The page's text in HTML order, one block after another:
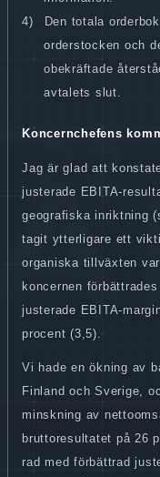
4)
Den totala
orderstocken och
obekräftade
avtalets slut.
Koncernchefens
Jag är glad att
justerade EBITA-
geografiska inriktning
tagit ytterligare ett
organiska tillväxten
koncernen
justerade EBITA-
procent (3,5).
Vi hade en ökning av
Finland och Sverige,
minskning av
bruttoresultatet på 26
rad med förbättrad